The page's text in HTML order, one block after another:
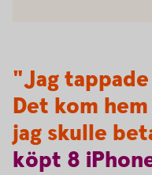
"Jag
Det kom
jag skulle
köpt 8